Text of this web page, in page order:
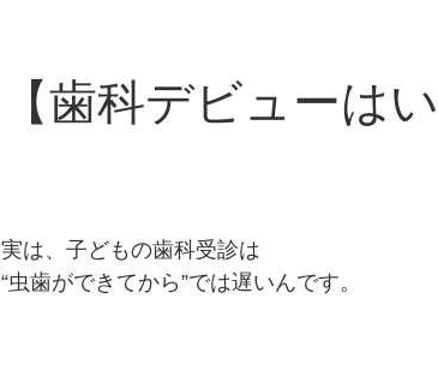
【歯科デビューは
実は、子どもの歯科受診は
“虫歯ができてから”では遅いんです。